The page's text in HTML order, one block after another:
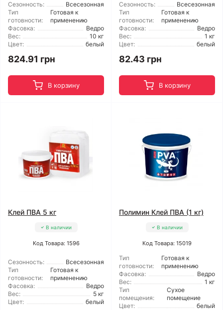
Сезонность:
Всесезонная
Тип
готовности:
Готовая к
применению
Фасовка:
Ведро
Вес:
10 кг
Цвет:
белый
824.91 грн
В корзину
Сезонность:
Всесезонная
Тип
готовности:
Готовая к
применению
Фасовка:
Ведро
Вес:
1 кг
Цвет:
белый
82.43 грн
В корзину
Клей ПВА 5 кг
В наличии
Код Товара: 1596
Сезонность:
Всесезонная
Тип
готовности:
Готовая к
применению
Фасовка:
Ведро
Вес:
5 кг
Цвет:
белый
Полимин Клей ПВА (1 кг)
В наличии
Код Товара: 15019
Тип
готовности:
Готовая к
применению
Фасовка:
Ведро
Вес:
1 кг
Тип
помещения:
Сухое
помещение
Цвет:
белый